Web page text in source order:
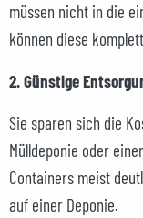
müssen nicht in die
können diese
2. Günstige
Sie sparen sich die
Mülldeponie oder
Containers meist
auf einer Deponie.